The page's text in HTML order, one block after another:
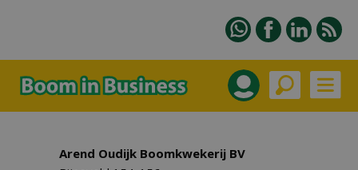
Arend Oudijk Boomkwekerij BV